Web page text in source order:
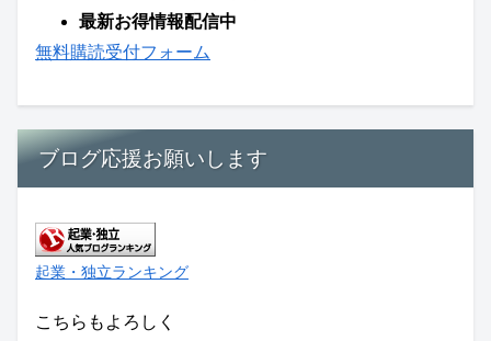
最新お得情報配信中
無料購読受付フォーム
ブログ応援お願いします
起業・独立ランキング
こちらもよろしく